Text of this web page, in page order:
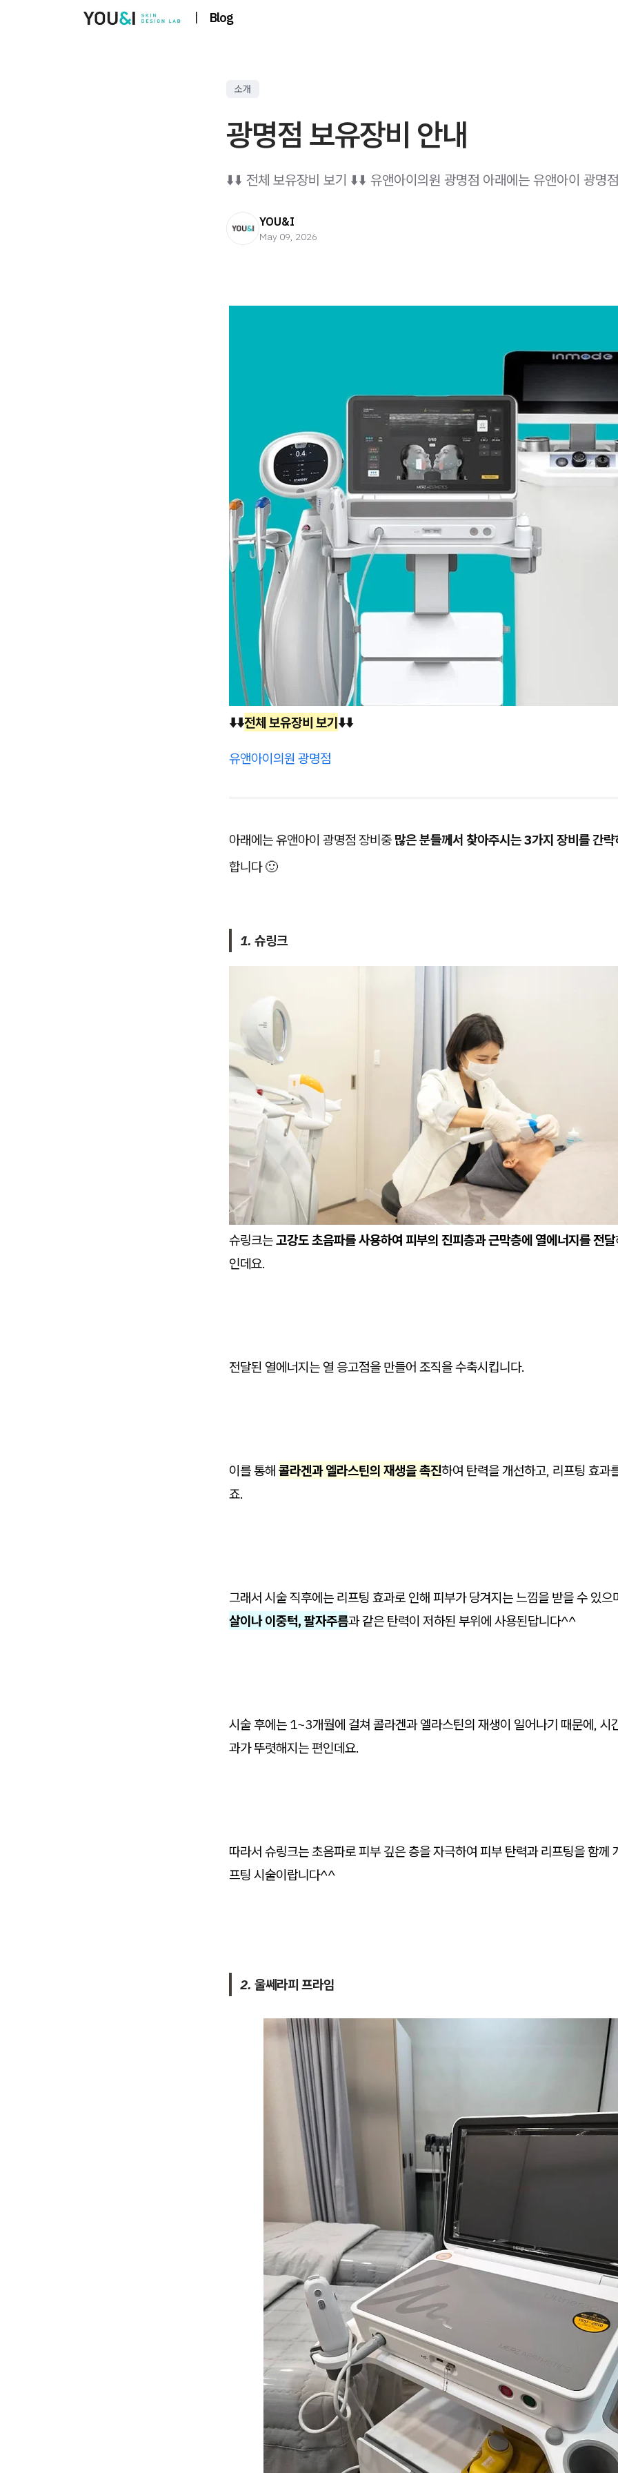
| Blog
소개
광명점 보유장비 안내
⬇️⬇️ 전체 보유장비 보기 ⬇️⬇️ 유앤아이의원 광명점 아래에는 유앤아이 광명
YOU&I
May 09, 2026
⬇️⬇️전체 보유장비 보기⬇️⬇️
유앤아이의원 광명점
아래에는 유앤아이 광명점 장비중 많은 분들께서 찾아주시는 3가지 장비를 간략
합니다 🙂
1. 슈링크
슈링크는고강도 초음파를 사용하여 피부의 진피층과 근막층에 열에너지를 전달
인데요.
전달된 열에너지는 열 응고점을 만들어 조직을 수축시킵니다.
이를 통해 콜라겐과 엘라스틴의 재생을 촉진하여 탄력을 개선하고, 리프팅 효과
죠.
그래서 시술 직후에는 리프팅 효과로 인해 피부가 당겨지는 느낌을 받을 수 있으
살이나 이중턱, 팔자주름과 같은 탄력이 저하된 부위에 사용된답니다^^
시술 후에는 1~3개월에 걸쳐 콜라겐과 엘라스틴의 재생이 일어나기 때문에, 시
과가 뚜렷해지는 편인데요.
따라서 슈링크는 초음파로 피부 깊은 층을 자극하여 피부 탄력과 리프팅을 함께
프팅 시술이랍니다^^
2. 울쎄라피 프라임